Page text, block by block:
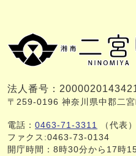
法人番号：
〒259-0196 神奈川県中郡二
電話： 0463-71-3311
（代表）
ファクス:0463-73-0134
開庁時間：8時30分から17時